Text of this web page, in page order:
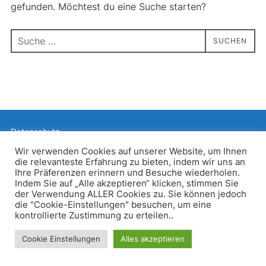
gefunden. Möchtest du eine Suche starten?
Suchen
nach:
SUCHEN
Datenschutz
Inspiro WordPress Theme von WPZOOM
Wir verwenden Cookies auf unserer Website, um Ihnen
die relevanteste Erfahrung zu bieten, indem wir uns an
Ihre Präferenzen erinnern und Besuche wiederholen.
Indem Sie auf „Alle akzeptieren“ klicken, stimmen Sie
der Verwendung ALLER Cookies zu. Sie können jedoch
die "Cookie-Einstellungen" besuchen, um eine
kontrollierte Zustimmung zu erteilen..
Cookie Einstellungen Alles akzeptieren